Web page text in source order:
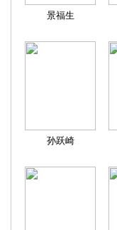
景福生
孙跃崎